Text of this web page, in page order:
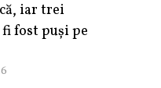
iar trei
fost puși pe